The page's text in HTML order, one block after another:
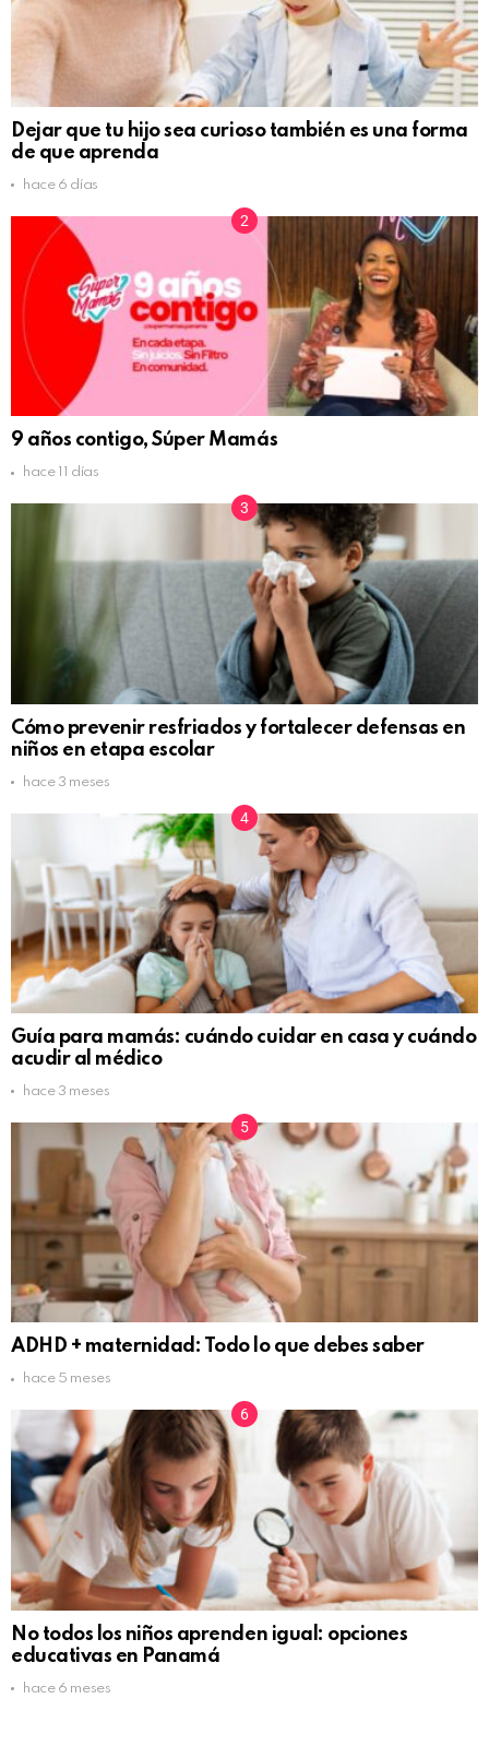
Dejar que tu hijo sea curioso también es una forma
de que aprenda
hace 6 días
9 años contigo, Súper Mamás
hace 11 días
Cómo prevenir resfriados y fortalecer defensas en
niños en etapa escolar
hace 3 meses
Guía para mamás: cuándo cuidar en casa y cuándo
acudir al médico
hace 3 meses
ADHD + maternidad: Todo lo que debes saber
hace 5 meses
No todos los niños aprenden igual: opciones
educativas en Panamá
hace 6 meses